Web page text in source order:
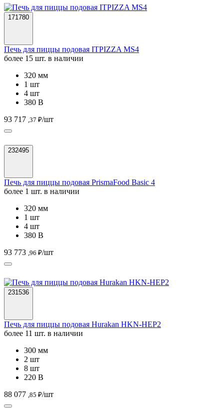
171780
Печь для пиццы подовая ITPIZZA MS4
более 15 шт. в наличии
320 мм
1 шт
4 шт
380 В
93 717 ,37 ₽/шт
232495
Печь для пиццы подовая PrismaFood Basic 4
более 1 шт. в наличии
320 мм
1 шт
4 шт
380 В
93 773 ,96 ₽/шт
231536
Печь для пиццы подовая Hurakan HKN-HEP2
более 11 шт. в наличии
300 мм
2 шт
8 шт
220 В
88 077 ,85 ₽/шт